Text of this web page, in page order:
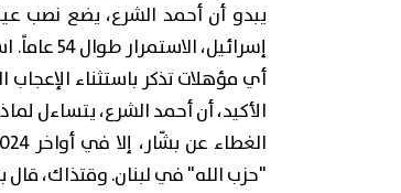
يبدو أن أحمد الشرع، يضع نصب
أي مؤهلات تذكر باستثناء
الأكيد، أن أحمد الشرع، يتساءل
"حزب الله" في لبنان. وقتذاك، قال